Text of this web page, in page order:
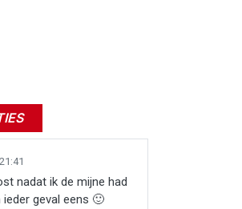
21:41
nadat ik de mijne had
geval eens 🙂